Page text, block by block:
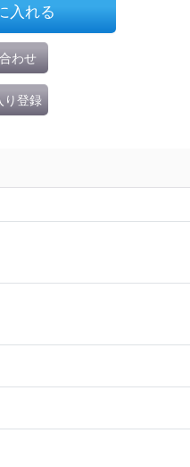
入れる
わせ
り登録